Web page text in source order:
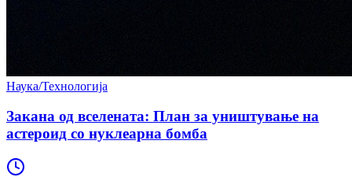
Наука/Технологија
Закана од вселената: План за уништување на
астероид со нуклеарна бомба